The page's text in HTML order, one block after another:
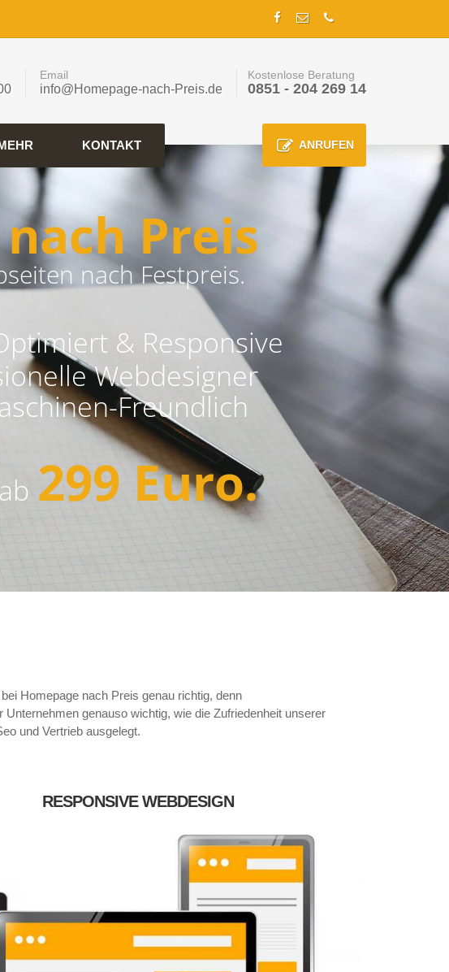
Email
info@Homepage-nach-Preis.de
Kostenlose Beratung
0851 - 204 269 14
KONTAKT ANRUFEN
Preis
nach Festpreis.
& Responsive
Webdesigner
Freundlich
299 Euro.
Homepage nach Preis genau richtig, denn
genauso wichtig, wie die Zufriedenheit unserer
und Vertrieb ausgelegt.
RESPONSIVE WEBDESIGN